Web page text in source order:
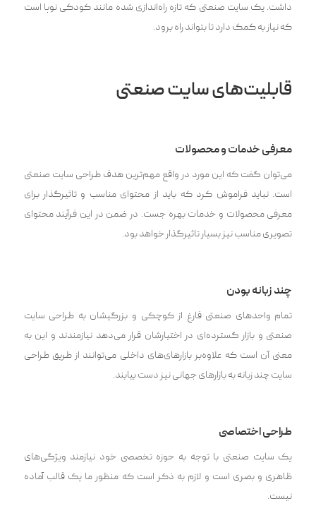
داشت. یک سایت صنعتی که تازه راه‌اندازی شده مانند کودکی نوپا است
که نیاز به کمک دارد تا بتواند راه برود.
قابلیت‌های سایت صنعتی
معرفی خدمات و محصولات
می‌توان گفت که این مورد در واقع مهم‌ترین هدف طراحی سایت صنعتی
است. نباید فراموش کرد که باید از محتوای مناسب و تاثیرگذار برای
معرفی محصولات و خدمات بهره جست. در ضمن در این فرآیند محتوای
تصویری مناسب نیز بسیار تاثیرگذار خواهد بود.
چند زبانه بودن
تمام واحد‌های صنعتی فارغ از کوچکی و بزرگیشان به طراحی سایت
صنعتی و بازار گسترده‌ای در اختیارشان قرار می‌دهد نیازمندند و این به
معنی آن است که علاوه‌بر بازار‌های‌های داخلی می‌توانند از طریق طراحی
سایت چند زبانه به بازار‌های جهانی نیز دست بیابند.
طراحی اختصاصی
یک سایت صنعتی با توجه به حوزه تخصصی خود نیازمند ویژگی‌های
ظاهری و بصری است و لازم به ذکر است که منظور ما یک قالب آماده
نیست.